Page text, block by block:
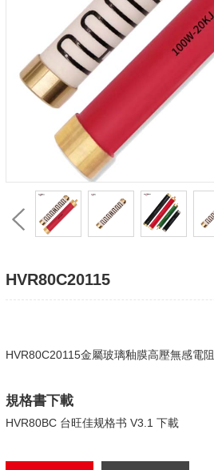
HVR80C20115
HVR80C20115金屬玻璃釉膜高壓無感電阻
規格書下載
HVR80BC 台旺佳规格书 V3.1 下載